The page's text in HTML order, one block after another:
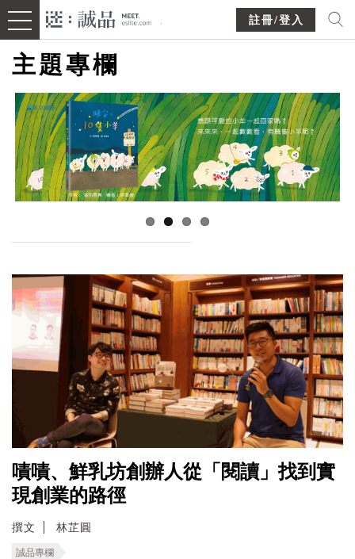
註冊/登入
主題專欄
嘖嘖、鮮乳坊創辦人從「閱讀」找到實
現創業的路徑
撰文 林芷圓
誠品專欄